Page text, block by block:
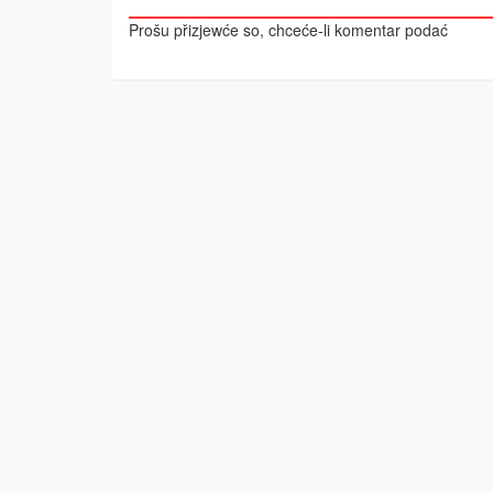
Prošu přizjewće so, chceće-li komentar podać